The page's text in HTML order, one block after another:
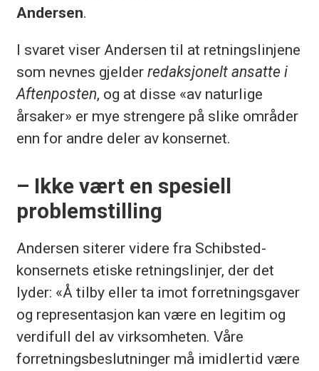
Andersen.
I svaret viser Andersen til at retningslinjene
som nevnes gjelder redaksjonelt ansatte i
Aftenposten, og at disse «av naturlige
årsaker» er mye strengere på slike områder
enn for andre deler av konsernet.
– Ikke vært en spesiell
problemstilling
Andersen siterer videre fra Schibsted-
konsernets etiske retningslinjer, der det
lyder: «Å tilby eller ta imot forretningsgaver
og representasjon kan være en legitim og
verdifull del av virksomheten. Våre
forretningsbeslutninger må imidlertid være